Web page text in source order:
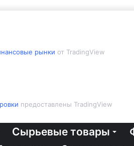
рынки от TradingView
предоставлены TradingView
Сырьевые товары